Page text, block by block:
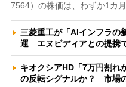
7564）の株価は、わずか1カ
三菱重工が「AIインフラの
運 エヌビディアとの提携
キオクシアHD「7万円割れ
の反転シグナルか？ 市場